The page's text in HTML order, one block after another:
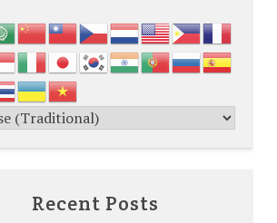
Recent Posts